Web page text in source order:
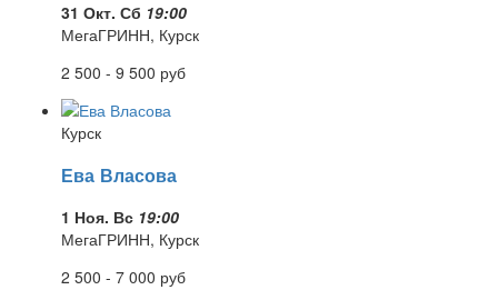
31 Окт. Сб 19:00
МегаГРИНН, Курск
2 500 - 9 500 руб
Курск
Ева Власова
1 Ноя. Вс 19:00
МегаГРИНН, Курск
2 500 - 7 000 руб